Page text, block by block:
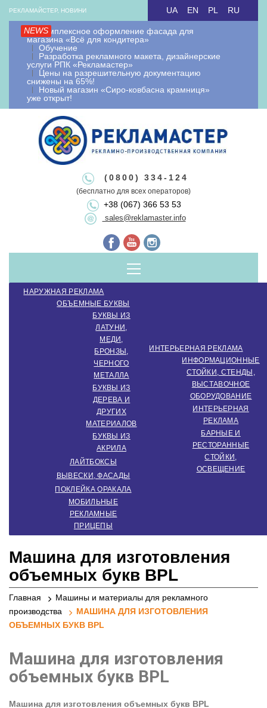
Skip
content
РЕКЛАМАЙСТЕР, НОВИНИ
NEWSКомплексное оформление фасада для
магазина «Всё для кондитера»
Обучение
Разработка рекламного макета, дизайнерские
услуги РПК «Рекламастер»
Цены на разрешительную документацию
снижены на 65%!
Новый магазин «Сиро-ковбасна крамниця»
уже открыт!
UA EN PL RU
Рекламайстер.
Рекламно-
виробнича
компанія.
Виробництво
зовнішньої
реклами.
Створення
інтер'єрної
реклами
Рекламайстер це: виробництво зовнішньої реклами, рекламні
вивіски лайтбокси, об'ємні букви, виносна реклама, штендери.
Виготовлення рекламоносіїв будь якої складності. Виготовляємо
рекламні конструкції під ключ. Оформлення документації та
дозволу на зовнішню рекламу.
(0800) 334-124
(бесплатно для всех операторов)
+38 (067) 366 53 53
sales@reklamaster.info
Menu
НАРУЖНАЯ РЕКЛАМА
ОБЪЕМНЫЕ БУКВЫ
БУКВЫ ИЗ
ЛАТУНИ,
МЕДИ,
БРОНЗЫ,
ЧЕРНОГО
МЕТАЛЛА
БУКВЫ ИЗ
ДЕРЕВА И
ДРУГИХ
МАТЕРИАЛОВ
БУКВЫ ИЗ
АКРИЛА
ЛАЙТБОКСЫ
ВЫВЕСКИ, ФАСАДЫ
ПОКЛЕЙКА ОРАКАЛА
МОБИЛЬНЫЕ
РЕКЛАМНЫЕ
ПРИЦЕПЫ
ИНТЕРЬЕРНАЯ РЕКЛАМА
ИНФОРМАЦИОННЫЕ
СТОЙКИ, СТЕНДЫ,
ВЫСТАВОЧНОЕ
ОБОРУДОВАНИЕ
ИНТЕРЬЕРНАЯ
РЕКЛАМА
БАРНЫЕ И
РЕСТОРАННЫЕ
СТОЙКИ,
ОСВЕЩЕНИЕ
Машина для изготовления
объемных букв BPL
Главная
Машины и материалы для рекламного
производства
МАШИНА ДЛЯ ИЗГОТОВЛЕНИЯ
ОБЪЕМНЫХ БУКВ BPL
Машина для изготовления
объемных букв BPL
Машина для изготовления объемных букв BPL